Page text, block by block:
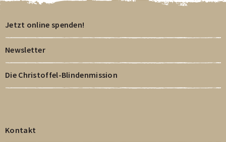
Jetzt online spenden!
Newsletter
Die Christoffel-Blindenmission
Kontakt